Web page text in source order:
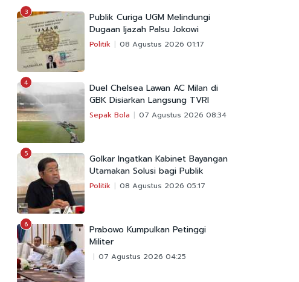
3
Publik Curiga UGM Melindungi
Dugaan Ijazah Palsu Jokowi
Politik 08 Agustus 2026 01:17
4
Duel Chelsea Lawan AC Milan di
GBK Disiarkan Langsung TVRI
Sepak Bola 07 Agustus 2026 08:34
5
Golkar Ingatkan Kabinet Bayangan
Utamakan Solusi bagi Publik
Politik 08 Agustus 2026 05:17
6
Prabowo Kumpulkan Petinggi
Militer
07 Agustus 2026 04:25